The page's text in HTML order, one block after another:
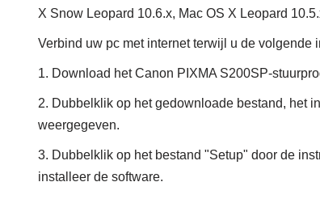
X Snow Leopard 10.6.x, Mac OS X Leopard
Verbind uw pc met internet terwijl u de volgende
1. Download het Canon PIXMA S200SP-
2. Dubbelklik op het gedownloade bestand, het
weergegeven.
3. Dubbelklik op het bestand "Setup" door de
installeer de software.